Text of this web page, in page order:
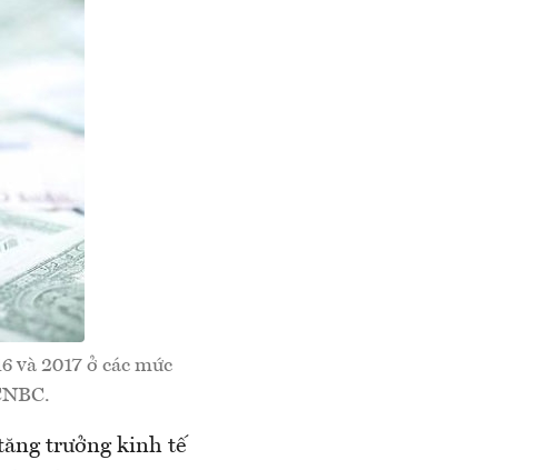
và 2017 ở các mức
trưởng kinh tế